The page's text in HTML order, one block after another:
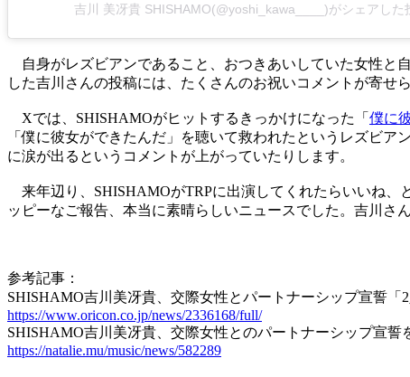
吉川 美冴貴 SHISHAMO(@yoshi_kawa____)がシェアした
自身がレズビアンであること、おつきあいしていた女性と
した吉川さんの投稿には、たくさんのお祝いコメントが寄せ
Xでは、SHISHAMOがヒットするきっかけになった「 僕に
「僕に彼女ができたんだ」を聴いて救われたというレズビ
に涙が出るというコメントが上がっていたりします。
来年辺り、SHISHAMOがTRPに出演してくれたらいいね、
ッピーなご報告、本当に素晴らしいニュースでした。吉川さ
参考記事：
SHISHAMO吉川美冴貴、交際女性とパートナーシップ宣誓
https://www.oricon.co.jp/news/2336168/full/
SHISHAMO吉川美冴貴、交際女性とのパートナーシップ宣誓
https://natalie.mu/music/news/582289